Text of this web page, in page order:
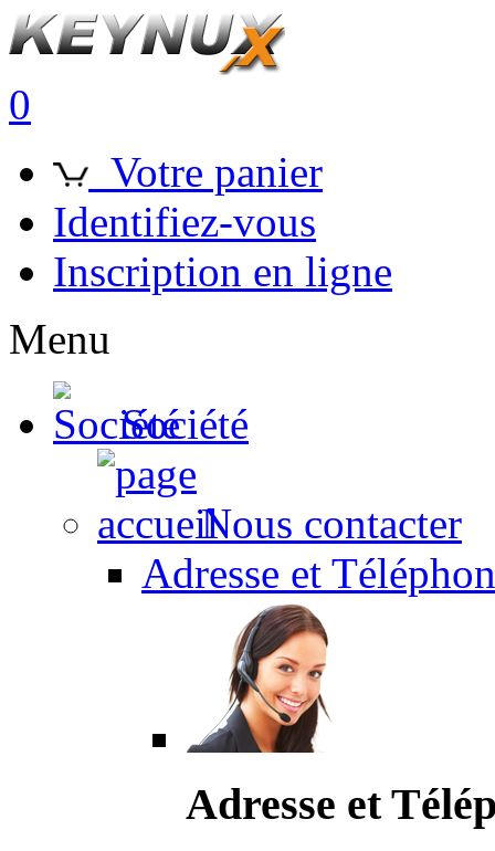
0
Votre panier
Identifiez-vous
Inscription en ligne
Menu
Société
Nous contacter
Adresse et
Adresse et